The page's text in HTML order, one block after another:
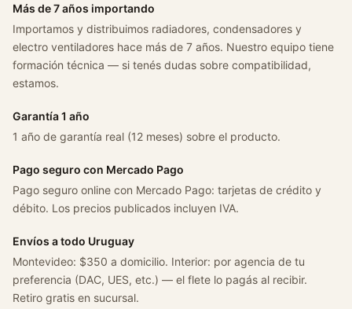
g
e
n
B
o
r
a
.
0
T
d
o
s
C
Más de 7 años importando
Importamos y distribuimos radiadores, condensadores y
electro ventiladores hace más de 7 años. Nuestro equipo tiene
formación técnica — si tenés dudas sobre compatibilidad,
estamos.
Garantía 1 año
1 año de garantía real (12 meses) sobre el producto.
Pago seguro con Mercado Pago
Pago seguro online con Mercado Pago: tarjetas de crédito y
débito. Los precios publicados incluyen IVA.
Envíos a todo Uruguay
Montevideo: $350 a domicilio. Interior: por agencia de tu
preferencia (DAC, UES, etc.) — el flete lo pagás al recibir.
Retiro gratis en sucursal.